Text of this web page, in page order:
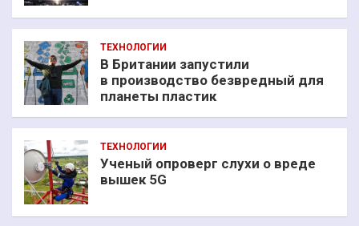
ТЕХНОЛОГИИ
В Британии запустили
в производство безвредный для
планеты пластик
ТЕХНОЛОГИИ
Ученый опроверг слухи о вреде
вышек 5G